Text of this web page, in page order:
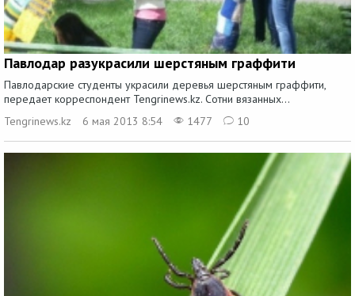
Павлодар разукрасили шерстяным граффити
Павлодарские студенты украсили деревья шерстяным граффити,
передает корреспондент Tengrinews.kz. Сотни вязанных...
Tengrinews.kz
6 мая 2013 8:54 1477 10